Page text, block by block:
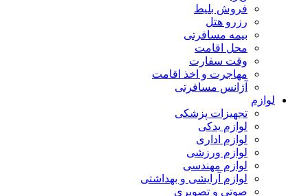
فروش بلیط
رزرو هتل
بیمه مسافرتی
محل اقامت
وقت سفارت
مهاجرت و اخذ اقامت
آژانس مسافرتی
لوازم
تجهیزات پزشکی
لوازم یدکی
لوازم اداری
لوازم ورزشی
لوازم مهندسی
لوازم آرایشی و بهداشتی
صوتی و تصویری